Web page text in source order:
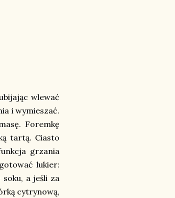
wlewać
i wymieszać.
Foremkę
tartą. Ciasto
grzania
lukier:
a jeśli za
cytrynową,